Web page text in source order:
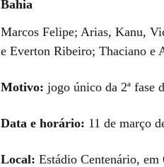
Bahia
Marcos Felipe; Arias, Kanu,
e Everton Ribeiro; Thaciano e
Motivo: jogo único da 2ª fase
Data e horário: 11 de março
Local: Estádio Centenário,